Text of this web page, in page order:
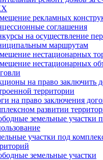
рекламных
соглашения
на осуществление
маршрутам
нестационарных
нестационарных
на право заключить
территории
на право заключения
развитии
земельные участки
участки под
земельные участки